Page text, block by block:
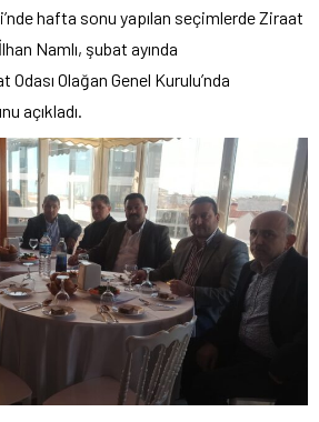
hafta sonu yapılan seçimlerde Ziraat
Namlı, şubat ayında
Olağan Genel Kurulu’nda
açıkladı.